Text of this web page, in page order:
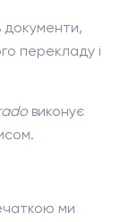
документи,
перекладу і
виконує
ми